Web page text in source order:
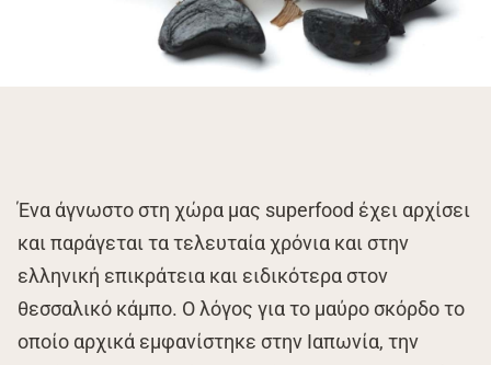
Ένα άγνωστο στη χώρα μας superfood έχει αρχίσει
και παράγεται τα τελευταία χρόνια και στην
ελληνική επικράτεια και ειδικότερα στον
θεσσαλικό κάμπο. Ο λόγος για το μαύρο σκόρδο το
οποίο αρχικά εμφανίστηκε στην Ιαπωνία, την